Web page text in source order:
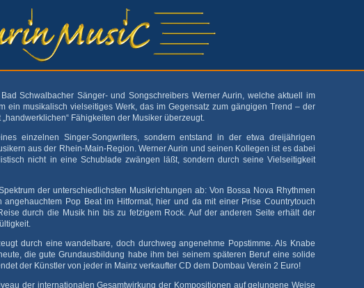
Schwalbacher Sänger- und Songschreibers Werner Aurin, welche aktuell im
ein musikalisch vielseitiges Werk, das im Gegensatz zum gängigen Trend – der
Fähigkeiten der Musiker überzeugt.
einzelnen Singer-Songwriters, sondern entstand in der etwa dreijährigen
aus der Rhein-Main-Region. Werner Aurin und seinen Kollegen ist es dabei
nicht in eine Schublade zwängen läßt, sondern durch seine Vielseitigkeit
der unterschiedlichsten Musikrichtungen ab: Von Bossa Nova Rhythmen
Pop Beat im Hitformat, hier und da mit einer Prise Countrytouch
durch die Musik hin bis zu fetzigem Rock. Auf der anderen Seite erhält der
durch eine wandelbare, doch durchweg angenehme Popstimme. Als Knabe
die gute Grundausbildung habe ihm bei seinem späteren Beruf eine solide
der Künstler von jeder in Mainz verkaufter CD dem Dombau Verein 2 Euro!
der internationalen Gesamtwirkung der Kompositionen auf gelungene Weise